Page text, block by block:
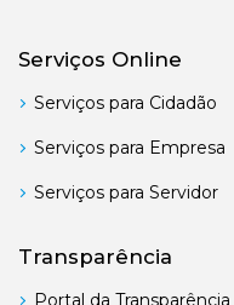
Serviços Online
Serviços para Cidadão
Serviços para Empresa
Serviços para Servidor
Transparência
Portal da Transparência